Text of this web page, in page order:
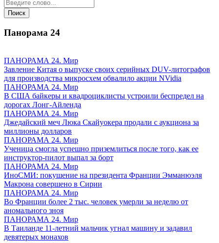
Панорама 24
ПАНОРАМА 24. Мир
Завление Китая о выпуске своих серийных DUV-литографов
для производства микросхем обвалило акции NVidia
ПАНОРАМА 24. Мир
В США байкеры и квадроциклисты устроили беспредел на
дорогах Лонг-Айленда
ПАНОРАМА 24. Мир
Джедайский меч Люка Скайуокера продали с аукциона за
миллионы долларов
ПАНОРАМА 24. Мир
Ученица смогла успешно приземлиться после того, как ее
инструктор-пилот выпал за борт
ПАНОРАМА 24. Мир
ИноСМИ: покушение на президента Франции Эмманюэля
Макрона совершено в Сирии
ПАНОРАМА 24. Мир
Во Франции более 2 тыс. человек умерли за неделю от
аномального зноя
ПАНОРАМА 24. Мир
В Таиланде 11-летний мальчик угнал машину и задавил
девятерых монахов